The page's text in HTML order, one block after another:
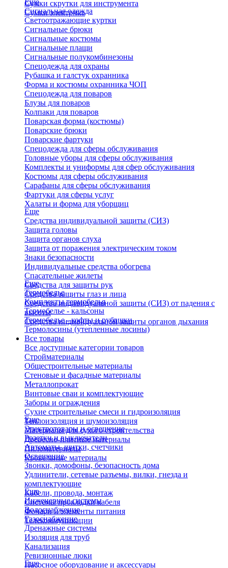
Сумки скрутки для инструмента
Сумки электрика
Еще
Сигнальная одежда
Светоотражающие куртки
Сигнальные брюки
Сигнальные костюмы
Сигнальные плащи
Сигнальные полукомбинезоны
Спецодежда для охраны
Рубашка и галстук охранника
Форма и костюмы охранника ЧОП
Спецодежда для поваров
Блузы для поваров
Колпаки для поваров
Поварская форма (костюмы)
Поварские брюки
Поварские фартуки
Спецодежда для сферы обслуживания
Головные уборы для сферы обслуживания
Комплекты и униформы для сфер обслуживания
Костюмы для сферы обслуживания
Сарафаны для сферы обслуживания
Фартуки для сферы услуг
Халаты и форма для уборщиц
Еще
Средства индивидуальной защиты (СИЗ)
Защита головы
Защита органов слуха
Защита от поражения электрическим током
Знаки безопасности
Индивидуальные средства обогрева
Спасательные жилеты
Средства для защиты рук
Средства защиты глаз и лица
Средства индивидуальной защиты (СИЗ) от падения с
высоты
Средства индивидуальной защиты органов дыхания
Еще
Термобелье
Комплекты термобелья
Термобелье - кальсоны
Термобелье - кофты и рубашки
Термолосины (утепленные лосины)
Все товары
Все доступные категории товаров
Стройматериалы
Общестроительные материалы
Стеновые и фасадные материалы
Металлопрокат
Винтовые сваи и комплектующие
Заборы и ограждения
Сухие строительные смеси и гидроизоляция
Теплоизоляция и шумоизоляция
Материалы для сухого строительства
Древесно-плитные материалы
Пиломатериалы
Кровельные материалы
Еще
Электротовары и освещение
Розетки и выключатели
Автоматы, щитки, счетчики
Освещение
Звонки, домофоны, безопасность дома
Удлинители, сетевые разъемы, вилки, гнезда и
комплектующие
Кабели, провода, монтаж
Системы прокладки кабеля
Фонари и элементы питания
Телекоммуникации
Еще
Инженерные системы
Водоснабжение
Газоснабжение
Дренажные системы
Изоляция для труб
Канализация
Ревизионные люки
Насосное оборудование и аксессуары
Еще